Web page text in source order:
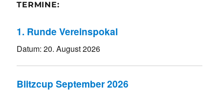
TERMINE:
1. Runde Vereinspokal
Datum:20. August 2026
Blitzcup September 2026